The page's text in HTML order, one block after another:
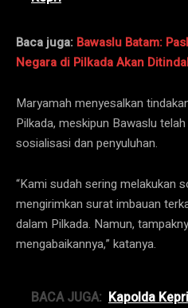
Baca juga: Bawaslu Batam:
Negara di Pilkada Akan
Maryamah menyesalkan
Pilkada, meskipun Bawaslu
sosialisasi dan penyuluhan.
“Kami sudah sering melakukan
mengirimkan surat imbauan
dalam Pilkada. Namun,
mengabaikannya,” katanya.
BACA JUGA: ‎Kapolda